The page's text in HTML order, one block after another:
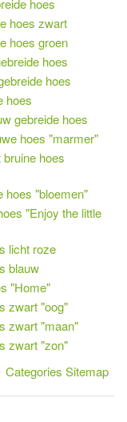
hoes
hoes zwart
hoes groen
hoes
hoes
hoes
gebreide hoes
hoes "marmer"
hoes
hoes "bloemen"
"Enjoy the little
licht roze
blauw
"Home"
zwart "oog"
zwart "maan"
zwart "zon"
Categories Sitemap